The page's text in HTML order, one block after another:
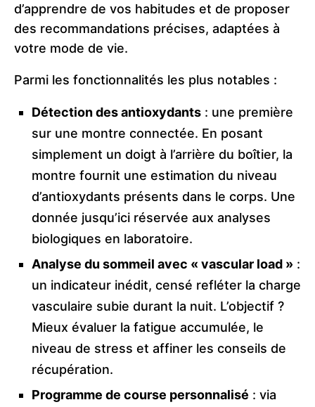
d’apprendre de vos habitudes et de proposer
des recommandations précises, adaptées à
votre mode de vie.
Parmi les fonctionnalités les plus notables :
Détection des antioxydants : une première
sur une montre connectée. En posant
simplement un doigt à l’arrière du boîtier, la
montre fournit une estimation du niveau
d’antioxydants présents dans le corps. Une
donnée jusqu’ici réservée aux analyses
biologiques en laboratoire.
Analyse du sommeil avec « vascular load » :
un indicateur inédit, censé refléter la charge
vasculaire subie durant la nuit. L’objectif ?
Mieux évaluer la fatigue accumulée, le
niveau de stress et affiner les conseils de
récupération.
Programme de course personnalisé : via